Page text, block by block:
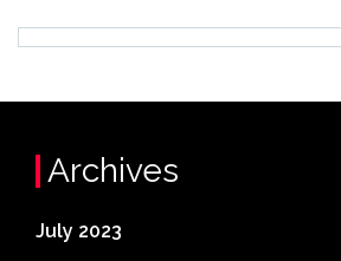
Archives
July 2023